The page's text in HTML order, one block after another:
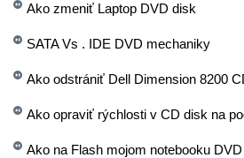
Ako zmeniť Laptop DVD disk
SATA Vs . IDE DVD mechaniky
Ako odstrániť Dell Dimension 8200
Ako opraviť rýchlosti v CD disk na
Ako na Flash mojom notebooku